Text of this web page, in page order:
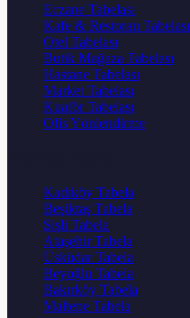
Eczane Tabelası
Kafe & Restoran Tabelası
Otel Tabelası
Butik Mağaza Tabelası
Hastane Tabelası
Market Tabelası
Kuaför Tabelası
Ofis Yönlendirme
Kadıköy Tabela
Beşiktaş Tabela
Şişli Tabela
Ataşehir Tabela
Üsküdar Tabela
Beyoğlu Tabela
Bakırköy Tabela
Maltepe Tabela